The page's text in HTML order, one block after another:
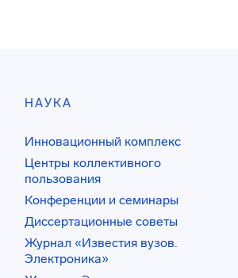
НАУКА
Инновационный комплекс
Центры коллективного
пользования
Конференции и семинары
Диссертационные советы
Журнал «Известия вузов.
Электроника»